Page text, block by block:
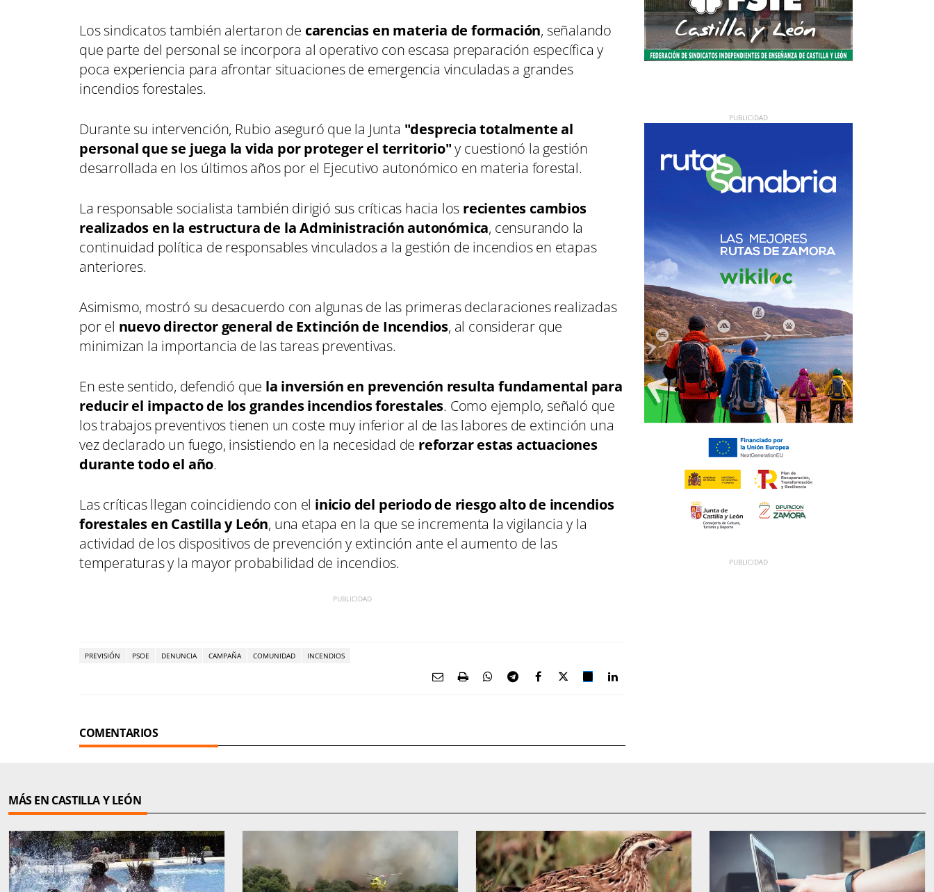
Los sindicatos también alertaron de carencias en materia de formación, señalando
que parte del personal se incorpora al operativo con escasa preparación específica y
poca experiencia para afrontar situaciones de emergencia vinculadas a grandes
incendios forestales.
Durante su intervención, Rubio aseguró que la Junta "desprecia totalmente al
personal que se juega la vida por proteger el territorio"y cuestionó la gestión
desarrollada en los últimos años por el Ejecutivo autonómico en materia forestal.
La responsable socialista también dirigió sus críticas hacia los recientes cambios
realizados en la estructura de la Administración autonómica, censurando la
continuidad política de responsables vinculados a la gestión de incendios en etapas
anteriores.
Asimismo, mostró su desacuerdo con algunas de las primeras declaraciones realizadas
por el nuevo director general de Extinción de Incendios, al considerar que
minimizan la importancia de las tareas preventivas.
En este sentido, defendió que la inversión en prevención resulta fundamental para
reducir el impacto de los grandes incendios forestales. Como ejemplo, señaló que
los trabajos preventivos tienen un coste muy inferior al de las labores de extinción una
vez declarado un fuego, insistiendo en la necesidad de reforzar estas actuaciones
durante todo el año.
Las críticas llegan coincidiendo con el inicio del periodo de riesgo alto de incendios
forestales en Castilla y León, una etapa en la que se incrementa la vigilancia y la
actividad de los dispositivos de prevención y extinción ante el aumento de las
temperaturas y la mayor probabilidad de incendios.
PREVISIÓN PSOE DENUNCIA CAMPAÑA COMUNIDAD INCENDIOS
COMENTARIOS
MÁS EN CASTILLA Y LEÓN